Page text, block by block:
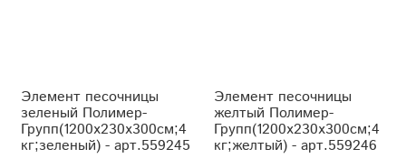
Элемент песочницы
зеленый Полимер-
Групп(1200x230x300см;4
кг;зеленый) - арт.559245
Элемент песочницы
желтый Полимер-
Групп(1200x230x300см;4
кг;желтый) - арт.559246